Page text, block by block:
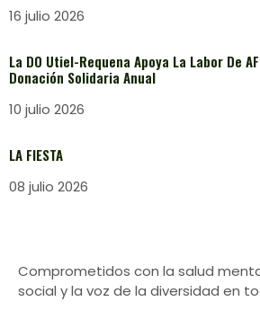
16 julio 2026
La DO Utiel-Requena Apoya La Labor De
Donación Solidaria Anual
10 julio 2026
LA FIESTA
08 julio 2026
Comprometidos con la salud
social y la voz de la diversidad en